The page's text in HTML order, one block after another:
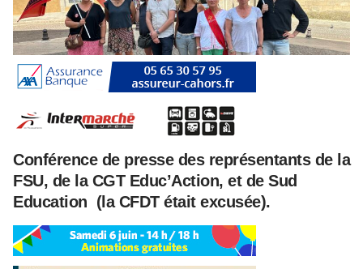
Conférence de presse des représentants de la
FSU, de la CGT Educ’Action, et de Sud
Education (la CFDT était excusée).